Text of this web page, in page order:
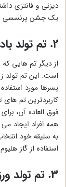
دیزنی و فانتزی
یک جشن پرنسسی
2. تم تولد بادکنکی برای تولد 18 سالگی
از دیگر تم هایی که
است. این تم تولد
پسرها مورد
کاربردترین تم
فوق العاده آن،
همه افراد ایجاد
به سلیقه خود
استفاده از گاز
3. تم تولد ورزشی برای تولد 18 سالگی پسرانه